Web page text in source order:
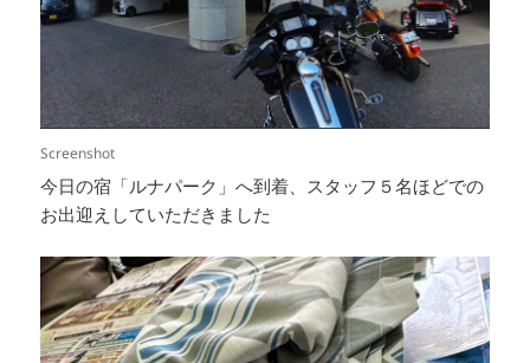
Screenshot
今日の宿「ルナパーク」へ到着、スタッフ５名ほどでの
お出迎えしていただきました